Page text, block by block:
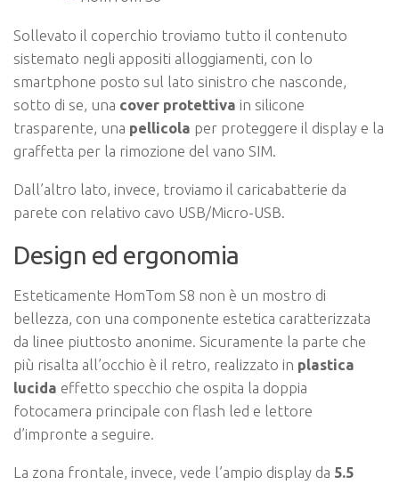
Sollevato il coperchio troviamo tutto il contenuto
sistemato negli appositi alloggiamenti, con lo
smartphone posto sul lato sinistro che nasconde,
sotto di se, una cover protettiva in silicone
trasparente, una pellicola per proteggere il display e la
graffetta per la rimozione del vano SIM.
Dall’altro lato, invece, troviamo il caricabatterie da
parete con relativo cavo USB/Micro-USB.
Design ed ergonomia
Esteticamente HomTom S8 non è un mostro di
bellezza, con una componente estetica caratterizzata
da linee piuttosto anonime. Sicuramente la parte che
più risalta all’occhio è il retro, realizzato in plastica
lucida effetto specchio che ospita la doppia
fotocamera principale con flash led e lettore
d’impronte a seguire.
La zona frontale, invece, vede l’ampio display da 5.5